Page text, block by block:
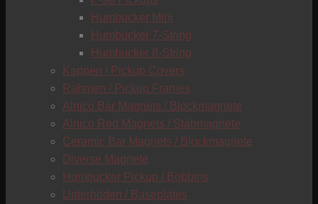
Humbucker Mini
Humbucker 7-String
Humbucker 8-String
Kappen / Pickup Covers
Rahmen / Pickup Frames
Alnico Bar Magnets / Blockmagnete
Alnico Rod Magnets / Stabmagnete
Ceramic Bar Magnets / Blockmagnete
Diverse Magnete
Humbucker Pickup / Bobbins
Unterböden / Baseplates